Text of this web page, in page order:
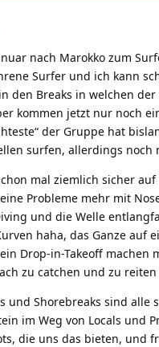
nach Marokko zum
Surfer und ich kann
den Breaks in welchen
kommen jetzt nur noch
der Gruppe hat
surfen, allerdings noch
mal ziemlich sicher
Probleme mehr mit
und die Welle
haha, das Ganze auf
Drop-in-Takeoff machen
zu catchen und zu
und Shorebreaks sind
im Weg von Locals und
die uns das bieten, und